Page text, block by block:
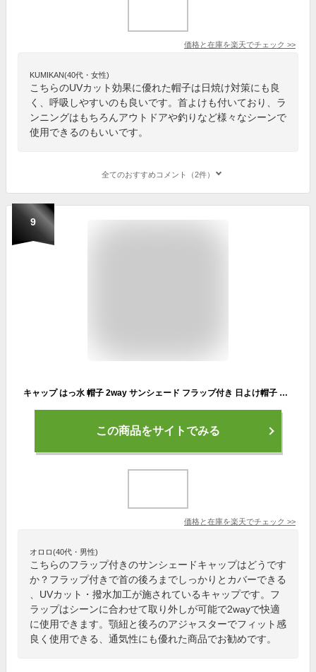
価格と在庫を楽天でチェック >>
KUMIKAN(40代・女性)
こちらのUVカット効果に優れた帽子は日焼け対策にも良
く、呼吸しやすいのも良いです。首よけも付いており、ラ
ンニングはもちろんアウトドアや釣りなど様々なシーンで
使用できるのもいいです。
全てのおすすめコメント（2件）
9
キャップ はっ水 帽子 2way サンシェード フラップ付き 日よけ帽子 取り外し あご紐付き 首 ガーデニング 自転車 ランニング レディース メンズ UVカット 紫外線 57cm 58cm 59cm 60cm 61cm 62cm おしゃれ 涼しい 農作業 プール 夏 真夏 母の日 敬老の日 ギフト プレゼント
この商品をサイトでみる
価格と在庫を楽天でチェック >>
オロロ(40代・男性)
こちらのフラップ付きのサンシェードキャップはどうです
か？フラップ付きで首の後ろまでしっかりとカバーできる
、UVカット・撥水加工が施されているキャップです。フ
ラップはシーンに合わせて取り外しが可能で2wayで快適
に使用できます。顎紐と後ろのアジャスターでフィット感
良く使用できる、通気性にも優れた商品でお勧めです。